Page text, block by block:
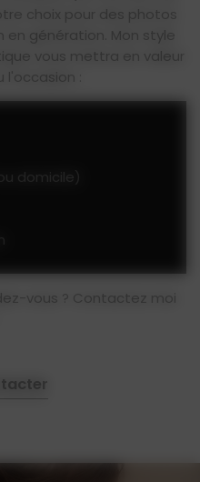
génération. Mon style
vous mettra en valeur
:
domicile)
vous ? Contactez moi